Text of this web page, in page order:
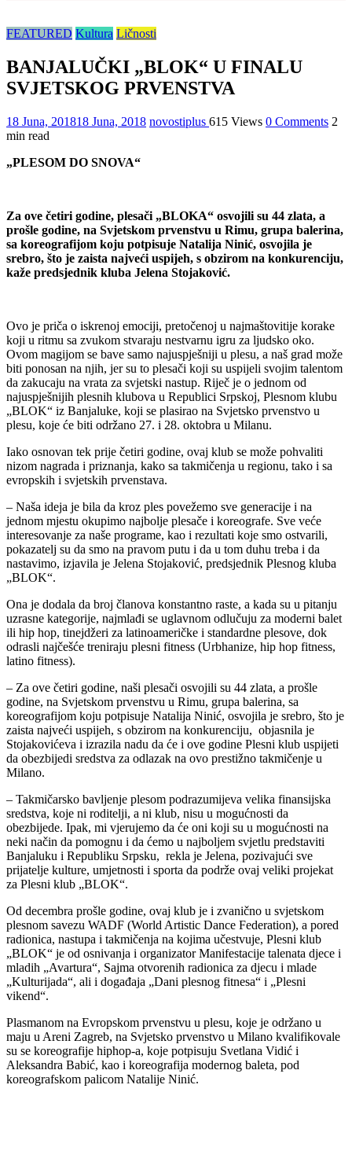
FEATURED Kultura Ličnosti
BANJALUČKI „BLOK“ U FINALU
SVJETSKOG PRVENSTVA
18 Juna, 201818 Juna, 2018 novostiplus 615 Views 0 Comments 2
min read
„PLESOM DO SNOVA“
Za ove četiri godine, plesači „BLOKA“ osvojili su 44 zlata, a
prošle godine, na Svjetskom prvenstvu u Rimu, grupa balerina,
sa koreografijom koju potpisuje Natalija Ninić, osvojila je
srebro, što je zaista najveći uspijeh, s obzirom na konkurenciju,
kaže predsjednik kluba Jelena Stojaković.
Ovo je priča o iskrenoj emociji, pretočenoj u najmaštovitije korake
koji u ritmu sa zvukom stvaraju nestvarnu igru za ljudsko oko.
Ovom magijom se bave samo najuspješniji u plesu, a naš grad može
biti ponosan na njih, jer su to plesači koji su uspijeli svojim talentom
da zakucaju na vrata za svjetski nastup. Riječ je o jednom od
najuspješnijih plesnih klubova u Republici Srpskoj, Plesnom klubu
„BLOK“ iz Banjaluke, koji se plasirao na Svjetsko prvenstvo u
plesu, koje će biti održano 27. i 28. oktobra u Milanu.
Iako osnovan tek prije četiri godine, ovaj klub se može pohvaliti
nizom nagrada i priznanja, kako sa takmičenja u regionu, tako i sa
evropskih i svjetskih prvenstava.
– Naša ideja je bila da kroz ples povežemo sve generacije i na
jednom mjestu okupimo najbolje plesače i koreografe. Sve veće
interesovanje za naše programe, kao i rezultati koje smo ostvarili,
pokazatelj su da smo na pravom putu i da u tom duhu treba i da
nastavimo, izjavila je Jelena Stojaković, predsjednik Plesnog kluba
„BLOK“.
Ona je dodala da broj članova konstantno raste, a kada su u pitanju
uzrasne kategorije, najmlađi se uglavnom odlučuju za moderni balet
ili hip hop, tinejdžeri za latinoameričke i standardne plesove, dok
odrasli najčešće treniraju plesni fitness (Urbhanize, hip hop fitness,
latino fitness).
– Za ove četiri godine, naši plesači osvojili su 44 zlata, a prošle
godine, na Svjetskom prvenstvu u Rimu, grupa balerina, sa
koreografijom koju potpisuje Natalija Ninić, osvojila je srebro, što je
zaista najveći uspijeh, s obzirom na konkurenciju, objasnila je
Stojakovićeva i izrazila nadu da će i ove godine Plesni klub uspijeti
da obezbijedi sredstva za odlazak na ovo prestižno takmičenje u
Milano.
– Takmičarsko bavljenje plesom podrazumijeva velika finansijska
sredstva, koje ni roditelji, a ni klub, nisu u mogućnosti da
obezbijede. Ipak, mi vjerujemo da će oni koji su u mogućnosti na
neki način da pomognu i da ćemo u najboljem svjetlu predstaviti
Banjaluku i Republiku Srpsku, rekla je Jelena, pozivajući sve
prijatelje kulture, umjetnosti i sporta da podrže ovaj veliki projekat
za Plesni klub „BLOK“.
Od decembra prošle godine, ovaj klub je i zvanično u svjetskom
plesnom savezu WADF (World Artistic Dance Federation), a pored
radionica, nastupa i takmičenja na kojima učestvuje, Plesni klub
„BLOK“ je od osnivanja i organizator Manifestacije talenata djece i
mladih „Avartura“, Sajma otvorenih radionica za djecu i mlade
„Kulturijada“, ali i događaja „Dani plesnog fitnesa“ i „Plesni
vikend“.
Plasmanom na Evropskom prvenstvu u plesu, koje je održano u
maju u Areni Zagreb, na Svjetsko prvenstvo u Milano kvalifikovale
su se koreografije hiphop-a, koje potpisuju Svetlana Vidić i
Aleksandra Babić, kao i koreografija modernog baleta, pod
koreografskom palicom Natalije Ninić.